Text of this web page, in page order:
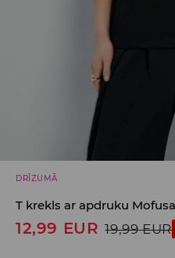
DRĪZUMĀ
T krekls ar apdruku
12,99 EUR 19,99 EUR